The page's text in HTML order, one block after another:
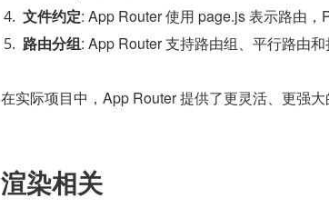
文件约定: App Router 使用 page.js 表示路由
路由分组: App Router 支持路由组、平行路由
在实际项目中，App Router 提供了更灵活、更强
渲染相关